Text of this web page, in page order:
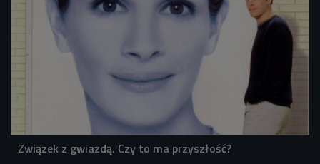
Związek z gwiazdą. Czy to ma przyszłość?